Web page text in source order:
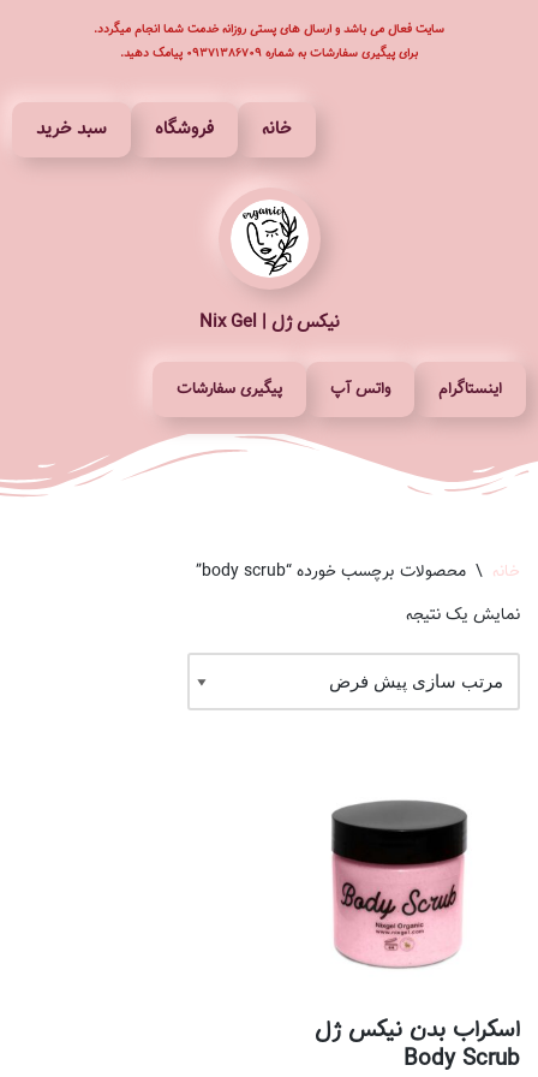
سایت فعال می باشد و ارسال های پستی روزانه خدمت شما انجام میگردد.
برای پیگیری سفارشات به شماره ۰۹۳۷۱۳۸۶۷۰۹ پیامک دهید.
خانه فروشگاه سبد خرید
نیکس ژل | Nix Gel
اینستاگرام واتس آپ پیگیری سفارشات
خانه \ محصولات برچسب خورده “body scrub”
نمایش یک نتیجه
اسکراب بدن نیکس ژل
Body Scrub